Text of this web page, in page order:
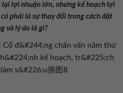
lại lợi nhuận lớn, nhưng kế hoạch lợi
phải là sự thay đổi trong cách đặt
và lý do là gì?